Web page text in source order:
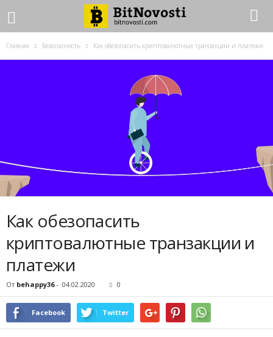
Главная Безопасность Как обезопасить криптовалютные транзакции и платежи
Как обезопасить
криптовалютные транзакции и
платежи
От behappy36- 04.02.2020 0
Facebook Twitter